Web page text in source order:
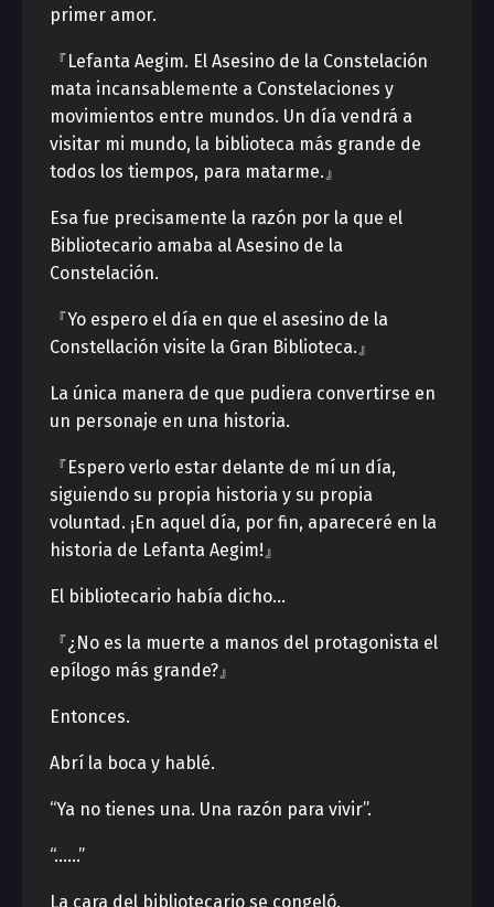
primer amor.
『Lefanta Aegim. El Asesino de la Constelación
mata incansablemente a Constelaciones y
movimientos entre mundos. Un día vendrá a
visitar mi mundo, la biblioteca más grande de
todos los tiempos, para matarme.』
Esa fue precisamente la razón por la que el
Bibliotecario amaba al Asesino de la
Constelación.
『Yo espero el día en que el asesino de la
Constellación visite la Gran Biblioteca.』
La única manera de que pudiera convertirse en
un personaje en una historia.
『Espero verlo estar delante de mí un día,
siguiendo su propia historia y su propia
voluntad. ¡En aquel día, por fin, apareceré en la
historia de Lefanta Aegim!』
El bibliotecario había dicho…
『¿No es la muerte a manos del protagonista el
epílogo más grande?』
Entonces.
Abrí la boca y hablé.
“Ya no tienes una. Una razón para vivir”.
“……”
La cara del bibliotecario se congeló.